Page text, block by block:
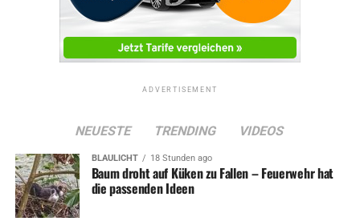
ADVERTISEMENT
NEUESTE TRENDING VIDEOS
BLAULICHT 18 Stunden ago
Baum droht auf Küken zu Fallen – Feuerwehr hat
die passenden Ideen